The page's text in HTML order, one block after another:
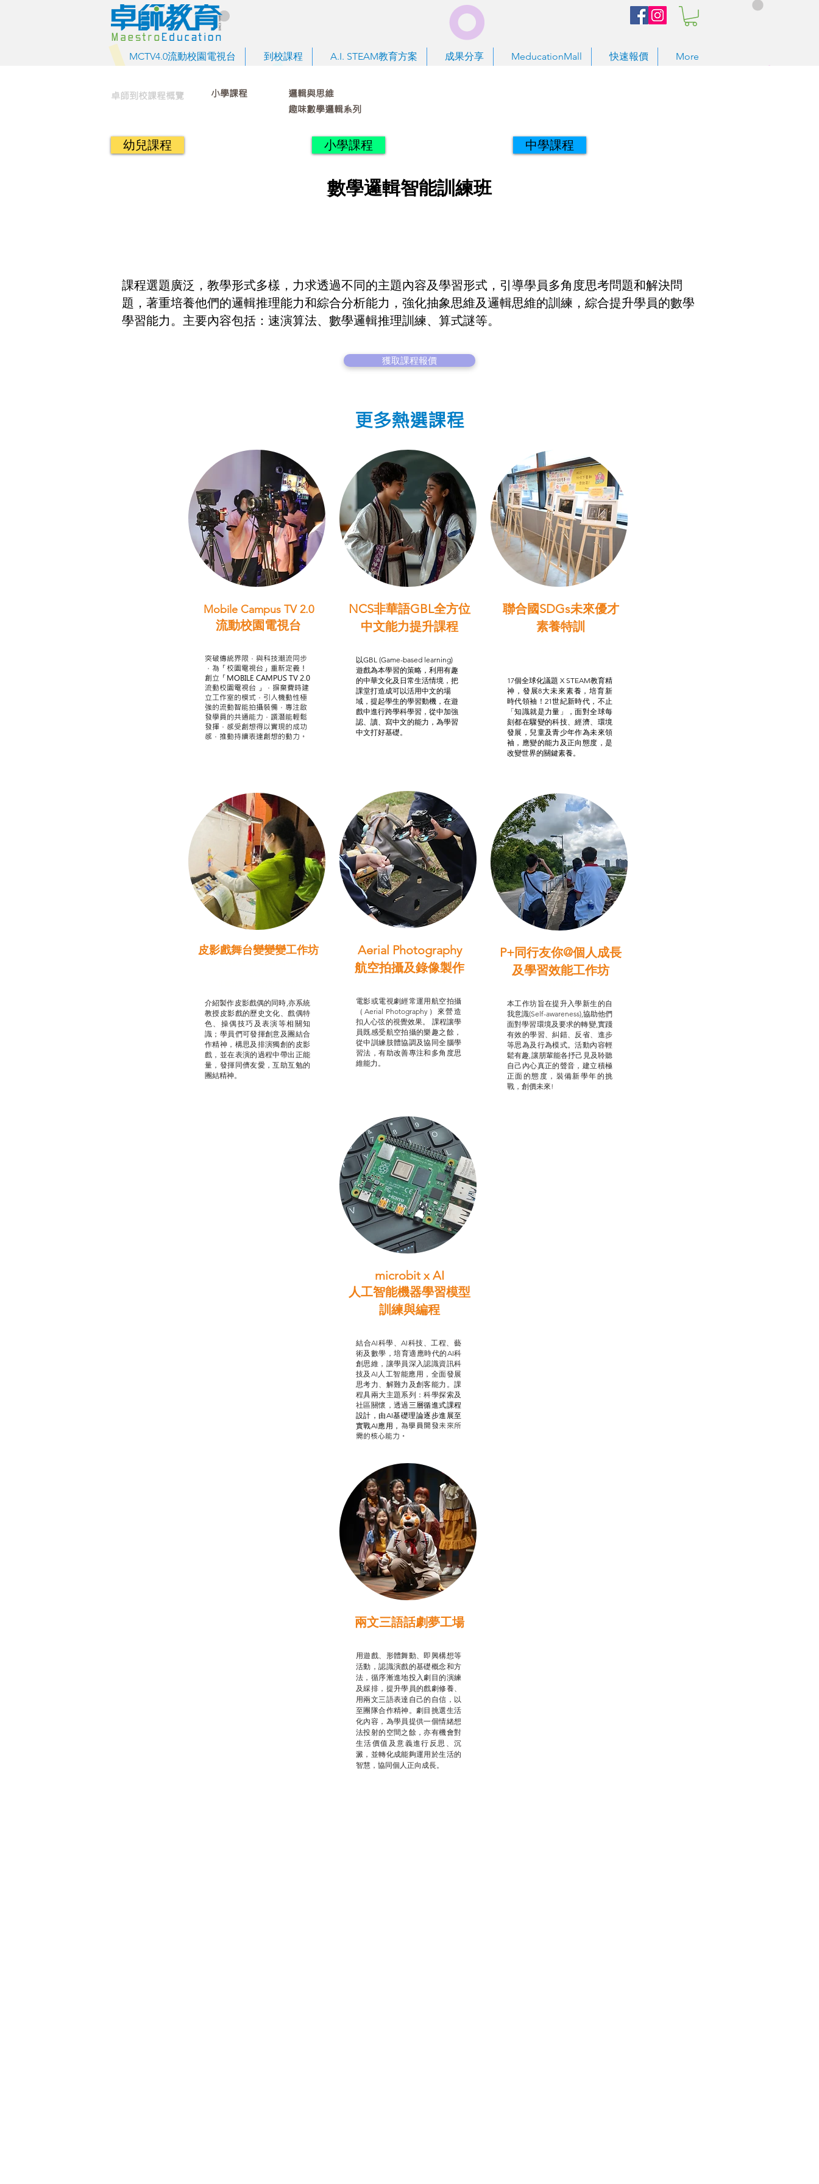
MCTV4.0流動校園電視台 到校課程 A.I. STEAM教育方案 成果分享 MeducationMall 快速報價 More
卓師到校課程概覽
小學課程
趣味數學邏輯系列
邏輯與思維
課程選題廣泛，教學形式多樣，力求透過不同的主題內容及學習形式，引導學員多角度思考問題和解決問
題，著重培養他們的邏輯推理能力和綜合分析能力，強化抽象思維及邏輯思維的訓練，綜合提升學員的數學
學習能力。主要內容包括：速演算法、數學邏輯推理訓練、算式謎等。
獲取課程報價
幼兒課程 小學課程 中學課程
數學邏輯智能訓練班
更多熱選課程
Mobile Campus TV 2.0
流動校園電視台
突破傳統界限，與科技潮流同步
，為「校園電視台」重新定義！
創立「MOBILE CAMPUS TV 2.0
流動校園電視台 」，摒棄費時建
立工作室的模式，引人機動性極
強的流動智能拍攝裝備，專注啟
發學員的共通能力，譔潛能輕鬆
發揮，感受創想得以實現的成功
感，推動持續表達創想的動力。
皮影戲舞台變變變工作坊
介紹製作皮影戲偶的同時,亦系統
教授皮影戲的歷史文化、戲偶特
色、操偶技巧及表演等相關知
識；學員們可發揮創意及團結合
作精神，構思及排演獨創的皮影
戲，並在表演的過程中帶出正能
量，發揮同儕友愛，互助互勉的
團結精神。
NCS非華語GBL全方位
中文能力提升課程
以GBL (Game-based learning)
遊戲為本學習的策略，利用有趣
的中華文化及日常生活情境，把
課堂打造成可以活用中文的場
域，提起學生的學習動機，在遊
戲中進行跨學科學習，從中加強
認、讀、寫中文的能力，為學習
中文打好基礎。
Aerial Photography
航空拍攝及錄像製作
電影或電視劇經常運用航空拍攝
（Aerial Photography）來營造
扣人心弦的視覺效果。 課程讓學
員既感受航空拍攝的樂趣之餘，
從中訓練肢體協調及協同全腦學
習法，有助改善專注和多角度思
維能力。
聯合國SDGs未來優才
素養特訓
17個全球化議題 X STEAM教育精
神，發展8大未來素養，培育新
時代領袖！21世紀新時代，不止
「知識就是力量」，面對全球每
刻都在驟變的科技、經濟、環境
發展，兒童及青少年作為未來領
袖，應變的能力及正向態度，是
改變世界的關鍵素養。
P+同行友你@個人成長
及學習效能工作坊
本工作坊旨在提升入學新生的自
我意識(Self-awareness),協助他們
面對學習環境及要求的轉變,實踐
有效的學習、糾錯、反省、進步
等思為及行為模式。活動內容輕
鬆有趣,讓朋輩能各抒己見及聆聽
自己內心真正的聲音，建立積極
正面的態度，裝備新學年的挑
戰，創價未來!
microbit x AI
人工智能機器學習模型
訓練與編程
結合AI科學、AI科技、工程、藝
術及數學，培育適應時代的AI科
創思維，讓學員深入認識資訊科
技及AI人工智能應用，全面發展
思考力、解難力及創客能力。課
程具兩大主題系列：科學探索及
社區關懷，透過 三層循進式課程
設計， 由AI基礎理論逐步進展至
實戰AI應用， 為學員開發未來所
需的核心能力。
兩文三語話劇夢工場
用遊戲、形體舞動、即興構想等
活動，認識演戲的基礎概念和方
法，循序漸進地投入劇目的演練
及綵排，提升學員的戲劇修養、
用兩文三語表達自己的自信，以
至團隊合作精神。劇目挑選生活
化內容，為學員提供一個情緒想
法投射的空間之餘，亦有機會對
生活價值及意義進行反思、沉
澱，並轉化成能夠運用於生活的
智慧，協同個人正向成長。